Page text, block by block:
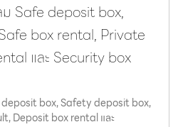
ม Safe deposit box,
box rental, Private
และ Security box
deposit box, Safety deposit box,
Deposit box rental และ